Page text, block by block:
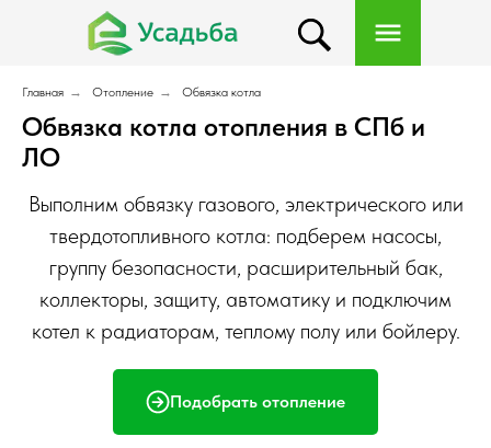
Главная → Отопление → Обвязка котла
Обвязка котла отопления в СПб и
ЛО
Выполним обвязку газового, электрического или
твердотопливного котла: подберем насосы,
группу безопасности, расширительный бак,
коллекторы, защиту, автоматику и подключим
котел к радиаторам, теплому полу или бойлеру.
Подобрать отопление